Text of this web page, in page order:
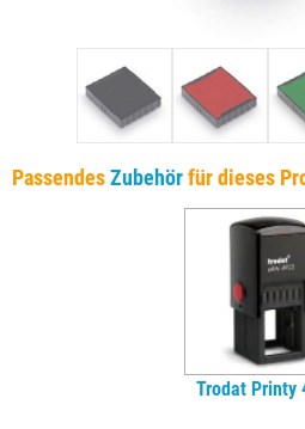
PassendesZubehörfür dieses
Trodat Printy